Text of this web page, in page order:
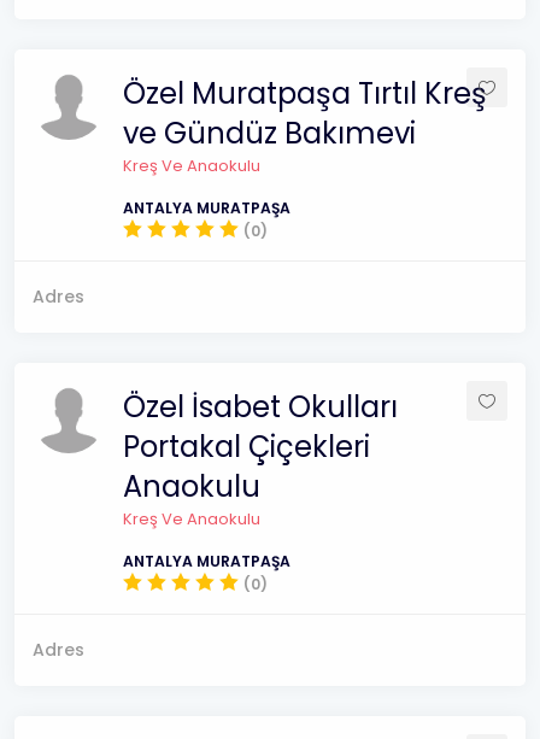
Özel Muratpaşa Tırtıl Kreş
ve Gündüz Bakımevi
Kreş Ve Anaokulu
ANTALYA MURATPAŞA
(0)
Adres
Özel İsabet Okulları
Portakal Çiçekleri
Anaokulu
Kreş Ve Anaokulu
ANTALYA MURATPAŞA
(0)
Adres